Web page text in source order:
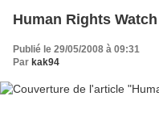
Human Rights
Publié le 29/05/2008 à 09:31
Par kak94